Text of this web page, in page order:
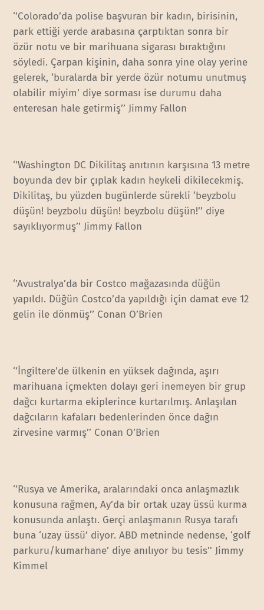
‘’Colorado’da polise başvuran bir kadın, birisinin,
park ettiği yerde arabasına çarptıktan sonra bir
özür notu ve bir marihuana sigarası bıraktığını
söyledi. Çarpan kişinin, daha sonra yine olay yerine
gelerek, ‘buralarda bir yerde özür notumu unutmuş
olabilir miyim’ diye sorması ise durumu daha
enteresan hale getirmiş’’ Jimmy Fallon
‘’Washington DC Dikilitaş anıtının karşısına 13 metre
boyunda dev bir çıplak kadın heykeli dikilecekmiş.
Dikilitaş, bu yüzden bugünlerde sürekli ‘beyzbolu
düşün! beyzbolu düşün! beyzbolu düşün!’’ diye
sayıklıyormuş’’ Jimmy Fallon
‘’Avustralya’da bir Costco mağazasında düğün
yapıldı. Düğün Costco’da yapıldığı için damat eve 12
gelin ile dönmüş’’ Conan O’Brien
‘’İngiltere’de ülkenin en yüksek dağında, aşırı
marihuana içmekten dolayı geri inemeyen bir grup
dağcı kurtarma ekiplerince kurtarılmış. Anlaşılan
dağcıların kafaları bedenlerinden önce dağın
zirvesine varmış’’ Conan O’Brien
‘’Rusya ve Amerika, aralarındaki onca anlaşmazlık
konusuna rağmen, Ay’da bir ortak uzay üssü kurma
konusunda anlaştı. Gerçi anlaşmanın Rusya tarafı
buna ‘uzay üssü’ diyor. ABD metninde nedense, ‘golf
parkuru/kumarhane’ diye anılıyor bu tesis’’ Jimmy
Kimmel